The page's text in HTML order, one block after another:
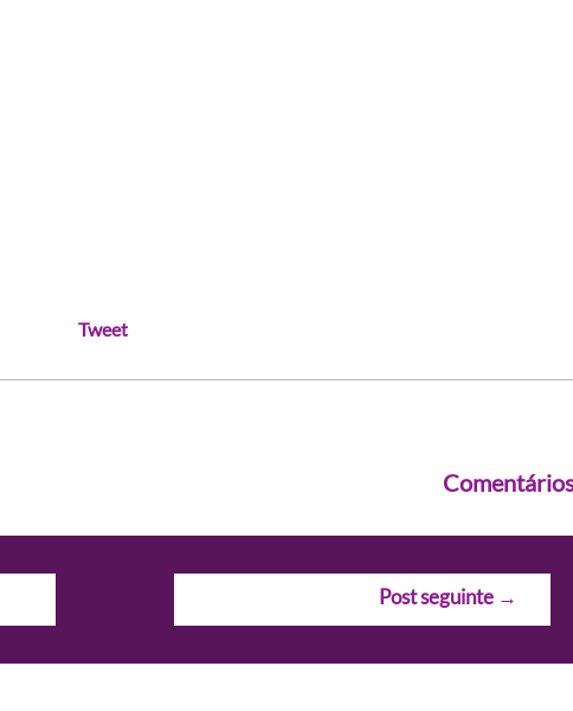
Tweet
Post seguinte →